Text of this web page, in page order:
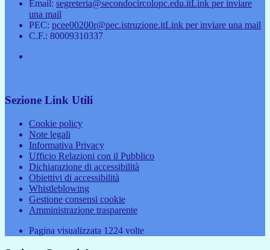
Email: segreteria@secondocircolopc.edu.itLink per inviare
una mail
PEC: pcee00200r@pec.istruzione.itLink per inviare una mail
C.F.: 80009310337
Sezione Link Utili
Cookie policy
Note legali
Informativa Privacy
Ufficio Relazioni con il Pubblico
Dichiarazione di accessibilità
Obiettivi di accessibilità
Whistleblowing
Gestione consensi cookie
Amministrazione trasparente
Pagina visualizzata 1224 volte